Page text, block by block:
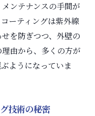
ンテナンスの手間が
ーティングは紫外線
を防ぎつつ、外壁の
由から、多くの方が
ようになっていま
技術の秘密